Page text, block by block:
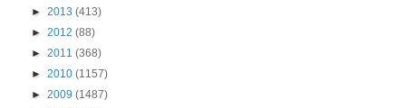
► 2013 (413)
► 2012 (88)
► 2011 (368)
► 2010 (1157)
► 2009 (1487)